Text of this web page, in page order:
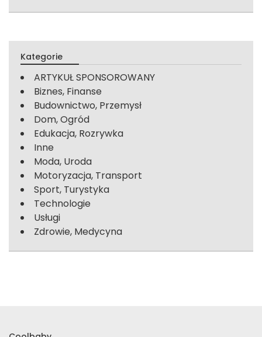
Kategorie
ARTYKUŁ SPONSOROWANY
Biznes, Finanse
Budownictwo, Przemysł
Dom, Ogród
Edukacja, Rozrywka
Inne
Moda, Uroda
Motoryzacja, Transport
Sport, Turystyka
Technologie
Usługi
Zdrowie, Medycyna